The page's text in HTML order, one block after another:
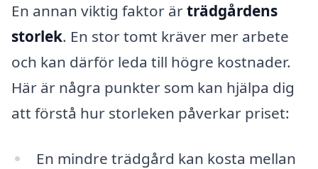
En annan viktig faktor ärträdgårdens
storlek. En stor tomt kräver mer arbete
och kan därför leda till högre kostnader.
Här är några punkter som kan hjälpa dig
att förstå hur storleken påverkar priset:
En mindre trädgård kan kosta mellan